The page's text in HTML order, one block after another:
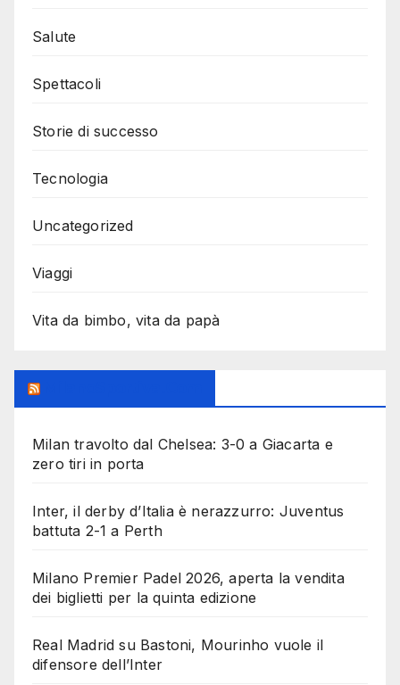
Salute
Spettacoli
Storie di successo
Tecnologia
Uncategorized
Viaggi
Vita da bimbo, vita da papà
Milan travolto dal Chelsea: 3-0 a Giacarta e
zero tiri in porta
Inter, il derby d’Italia è nerazzurro: Juventus
battuta 2-1 a Perth
Milano Premier Padel 2026, aperta la vendita
dei biglietti per la quinta edizione
Real Madrid su Bastoni, Mourinho vuole il
difensore dell’Inter